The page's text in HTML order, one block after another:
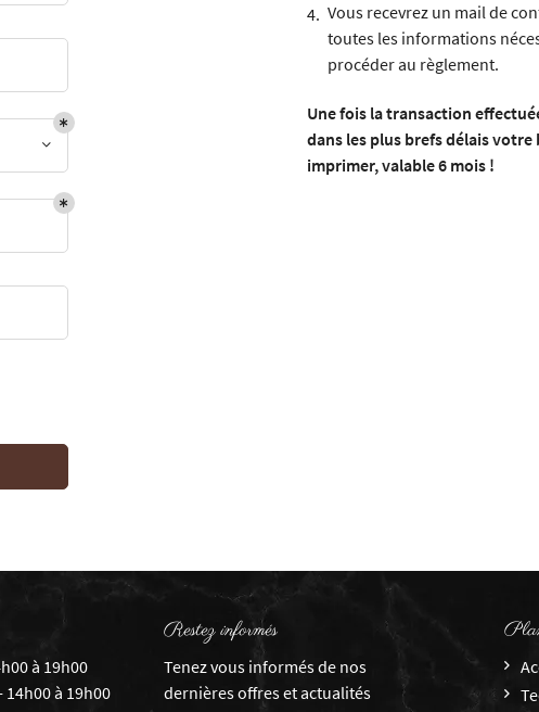
Vous recevrez un mail de
toutes les informations
procéder au règlement.
Une fois la transaction
dans les plus brefs délais votre
imprimer, valable 6 mois !
à 19h00
14h00 à 19h00
Restez informés
Tenez vous informés de nos
dernières offres et actualités